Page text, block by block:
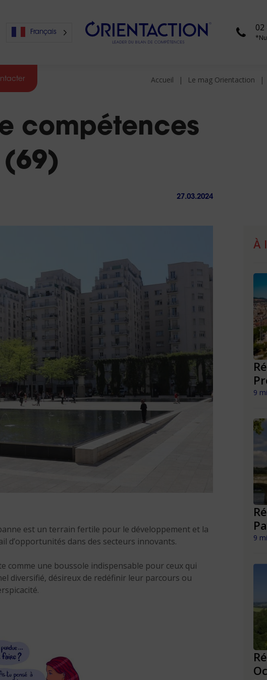
Français 02
24h
Trouver
agence
Accueil Le mag Orientaction
compétences
(69)
27.03.2024
est un terrain fertile pour le développement et la
d’opportunités dans des secteurs innovants.
comme une boussole indispensable pour ceux qui
diversifié, désireux de redéfinir leur parcours ou
À
Réussir sa reconversion en
Guyane
9 min. de lecture
Martinique
9 min. de lecture
9
9